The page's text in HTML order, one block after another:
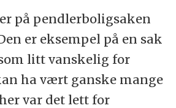
på pendlerboligsaken
er eksempel på en sak
litt vanskelig for
ha vært ganske mange
var det lett for